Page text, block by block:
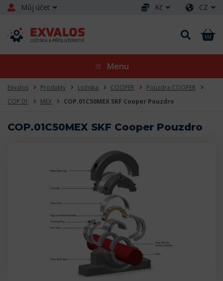
Můj účet Kč CZ
Menu
Exvalos Produkty Ložiska COOPER
Pouzdra COOPER
COP.01
MEX COP.01C50MEX SKF Cooper Pouzdro
COP.01C50MEX SKF Cooper Pouzdro